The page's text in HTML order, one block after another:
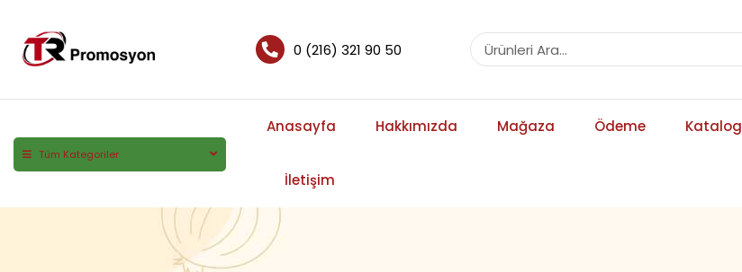
0 (216) 321 90 50
Tüm Kategoriler
Anasayfa Hakkımızda Mağaza Ödeme Katalog
İletişim